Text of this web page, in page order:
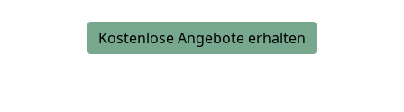
Kostenlose Angebote erhalten